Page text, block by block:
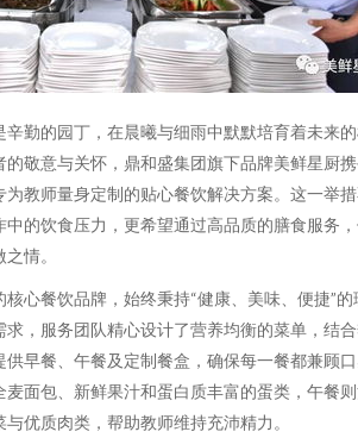
勤的园丁，在晨曦与细雨中默默培育着未来
敬意与关怀，鼎和盛集团旗下品牌美鲜星厨
教师量身定制的贴心餐饮解决方案。这一举
的饮食压力，更希望通过高品质的膳食服务
情。
心餐饮品牌，始终秉持“健康、美味、便捷”的
，服务团队精心设计了营养均衡的菜单，结
早餐、午餐及定制餐盒，确保每一餐都兼顾
面包、新鲜果汁和蛋白质丰富的蛋类，午餐
优质肉类，帮助教师维持充沛精力。